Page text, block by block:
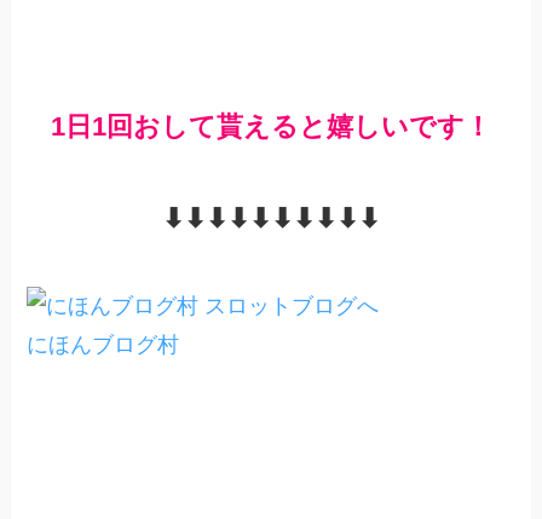
1日1回おして貰えると嬉しいです！
⬇︎⬇︎⬇︎⬇︎⬇︎⬇︎⬇︎⬇︎⬇︎⬇︎
にほんブログ村